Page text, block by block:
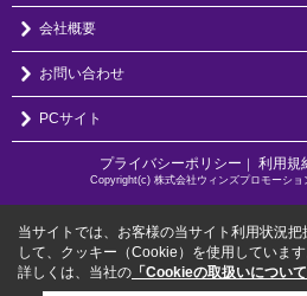
会社概要
お問い合わせ
PCサイト
プライバシーポリシー 利用規
Copyright(c) 株式会社ウィンズプロモーシ
当サイトでは、お客様の当サイト利用状況
して、クッキー（Cookie）を使用しています
詳しくは、当社の 「Cookieの取扱いについて